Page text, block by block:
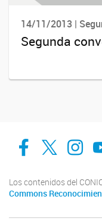
14/11/2013 |
Segunda
facebook
twitter
Los contenidos del
Commons